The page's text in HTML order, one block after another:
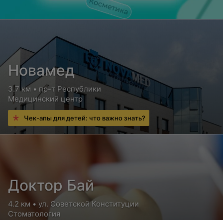
Новамед
3.7 км • пр-т Республики
Медицинский центр
Чек-апы для детей: что важно знать?
Доктор Бай
4.2 км • ул. Советской Конституции
Стоматология